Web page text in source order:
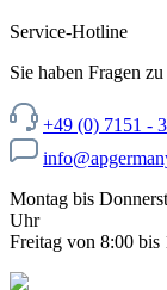
Service-Hotline
Sie haben Fragen
+49 (0) 7151 -
Montag bis
Uhr
Freitag von 8:00 bis